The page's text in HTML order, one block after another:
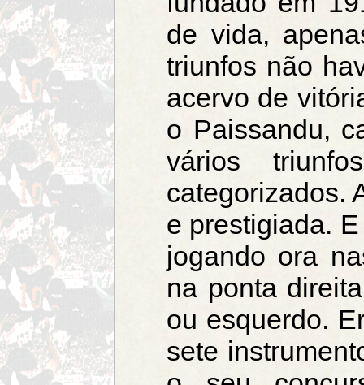
de vida,
triunfos não
acervo de
o Paissandu,
vários
categorizados.
e prestigiada.
jogando ora
na ponta
ou esquerdo.
sete